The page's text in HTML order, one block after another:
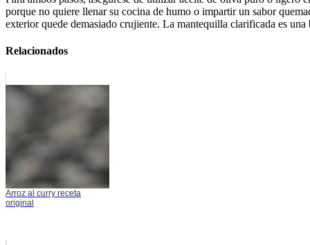
porque no quiere llenar su cocina de humo o impartir un sabor
exterior quede demasiado crujiente. La mantequilla clarificada es
Relacionados
Arroz al curry receta
original